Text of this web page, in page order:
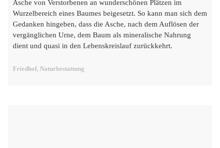
Asche von Verstorbenen an wunderschönen Plätzen im
Wurzelbereich eines Baumes beigesetzt. So kann man sich dem
Gedanken hingeben, dass die Asche, nach dem Auflösen der
vergänglichen Urne, dem Baum als mineralische Nahrung
dient und quasi in den Lebenskreislauf zurückkehrt.
Friedhof, Naturbestattung